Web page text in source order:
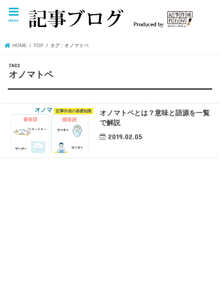
menu
HOME TOP タグ : オノマトペ
オノマトペ
記事作成の基礎知識
オノマトペとは？意味と語源を一覧
で解説
2019.02.05